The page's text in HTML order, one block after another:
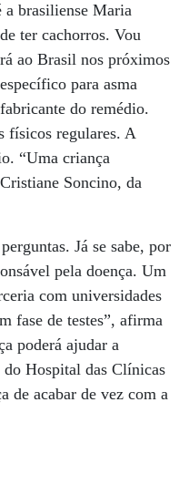
a brasiliense Maria
ter cachorros. Vou
ao Brasil nos próximos
para asma
do remédio.
físicos regulares. A
“Uma criança
Soncino, da
Já se sabe, por
pela doença. Um
com universidades
fase de testes”, afirma
poderá ajudar a
do Hospital das Clínicas
de acabar de vez com a